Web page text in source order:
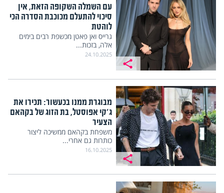
עם השמלה השקופה הזאת, אין
סיכוי להתעלם מכוכבת הסדרה הכי
לוהטת
גרייס ואן פאטן מכשפת רבים בימים
אלה, בזכות...
24.10.2025
מבוגרת ממנו בכעשור: תכירו את
ג'קי אפוסטל, בת הזוג של בקהאם
הצעיר
משפחת בקהאם ממשיכה ליצור
כותרות גם אחרי...
16.10.2025